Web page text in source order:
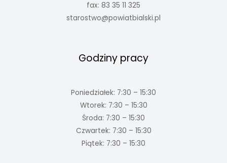
fax: 83 35 11 325
starostwo@powiatbialski.pl
Godziny pracy
Poniedziałek: 7:30 – 15:30
Wtorek: 7:30 – 15:30
Środa: 7:30 – 15:30
Czwartek: 7:30 – 15:30
Piątek: 7:30 – 15:30